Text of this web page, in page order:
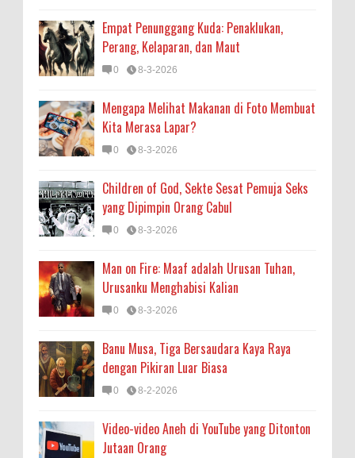
Empat Penunggang Kuda: Penaklukan,
Perang, Kelaparan, dan Maut
0 8-3-2026
Mengapa Melihat Makanan di Foto Membuat
Kita Merasa Lapar?
0 8-3-2026
Children of God, Sekte Sesat Pemuja Seks
yang Dipimpin Orang Cabul
0 8-3-2026
Man on Fire: Maaf adalah Urusan Tuhan,
Urusanku Menghabisi Kalian
0 8-3-2026
Banu Musa, Tiga Bersaudara Kaya Raya
dengan Pikiran Luar Biasa
0 8-2-2026
Video-video Aneh di YouTube yang Ditonton
Jutaan Orang